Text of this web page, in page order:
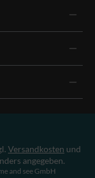
Versandkosten und
angegeben.
and see GmbH